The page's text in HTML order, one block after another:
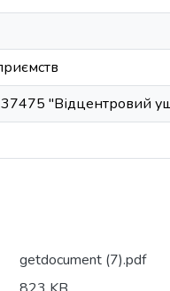
"Відцентровий
getdocument (7).pdf